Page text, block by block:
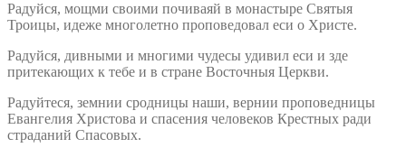
Радуйся, мощми своими почиваяй в монастыре Святыя
Троицы, идеже многолетно проповедовал еси о Христе.
Радуйся, дивными и многими чудесы удивил еси и зде
притекающих к тебе и в стране Восточныя Церкви.
Радуйтеся, земнии сродницы наши, вернии проповедницы
Евангелия Христова и спасения человеков Крестных ради
страданий Спасовых.